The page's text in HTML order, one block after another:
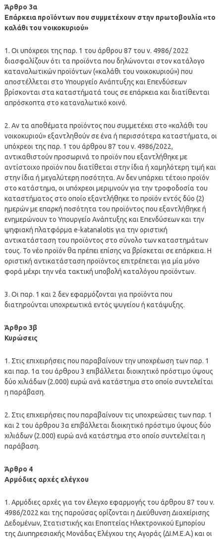
Άρθρο 3α
Επάρκεια προϊόντων που συμμετέχουν στην πρωτοβουλία «το
καλάθι του νοικοκυριού»
1. Οι υπόχρεοι της παρ. 1 του άρθρου 87 του ν. 4986/ 2022
διασφαλίζουν ότι τα προϊόντα που δηλώνονται στον κατάλογο
καταναλωτικών προϊόντων («καλάθι του νοικοκυριού») που
αποστέλλεται στο Υπουργείο Ανάπτυξης και Επενδύσεων
βρίσκονται στα καταστήματά τους σε επάρκεια και διατίθενται
απρόσκοπτα στο καταναλωτικό κοινό.
2. Αν τα αποθέματα προϊόντος που συμμετέχει στο «καλάθι του
νοικοκυριού» εξαντληθούν σε ένα ή περισσότερα καταστήματα, οι
υπόχρεοι της παρ. 1 του άρθρου 87 του ν. 4986/2022,
αντικαθιστούν προσωρινά το προϊόν που εξαντλήθηκε με
αντίστοιχο προϊόν που διατίθεται στην ίδια ή χαμηλότερη τιμή και
στην ίδια ή μεγαλύτερη ποσότητα. Αν δεν υπάρχει τέτοιο προϊόν
στο κατάστημα, οι υπόχρεοι μεριμνούν για την τροφοδοσία του
καταστήματος στο οποίο εξαντλήθηκε το προϊόν εντός δύο (2)
ημερών με επαρκή ποσότητα του προϊόντος που εξαντλήθηκε ή
ενημερώνουν το Υπουργείο Ανάπτυξης και Επενδύσεων και την
ψηφιακή πλατφόρμα e-katanalotis για την οριστική
αντικατάσταση του προϊόντος στο σύνολο των καταστημάτων
τους. Το νέο προϊόν θα πρέπει επίσης να βρίσκεται σε επάρκεια. Η
οριστική αντικατάσταση προϊόντος επιτρέπεται για μία μόνο
φορά μέχρι την νέα τακτική υποβολή καταλόγου προϊόντων.
3. Οι παρ. 1 και 2 δεν εφαρμόζονται για προϊόντα που
διατηρούνται υποχρεωτικά εντός ψυγείου ή κατάψυξης.
Άρθρο 3β
Κυρώσεις
1. Στις επιχειρήσεις που παραβαίνουν την υποχρέωση των παρ. 1
και παρ. 1α του άρθρου 3 επιβάλλεται διοικητικό πρόστιμο ύψους
δύο χιλιάδων (2.000) ευρώ ανά κατάστημα στο οποίο συντελείται
η παράβαση.
2. Στις επιχειρήσεις που παραβαίνουν τις υποχρεώσεις των παρ. 1
και 2 του άρθρου 3α επιβάλλεται διοικητικό πρόστιμο ύψους δύο
χιλιάδων (2.000) ευρώ ανά κατάστημα στο οποίο συντελείται η
παράβαση.
Άρθρο 4
Αρμόδιες αρχές ελέγχου
1. Αρμόδιες αρχές για τον έλεγχο εφαρμογής του άρθρου 87 του ν.
4986/2022 και της παρούσας ορίζονται η Διεύθυνση Διαχείρισης
Δεδομένων, Στατιστικής και Εποπτείας Ηλεκτρονικού Εμπορίου
της Διυπηρεσιακής Μονάδας Ελέγχου της Αγοράς (ΔΙ.Μ.Ε.Α.) και οι